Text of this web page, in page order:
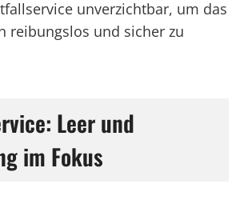
unverzichtbar, um das
reibungslos und sicher zu
Leer und
im Fokus